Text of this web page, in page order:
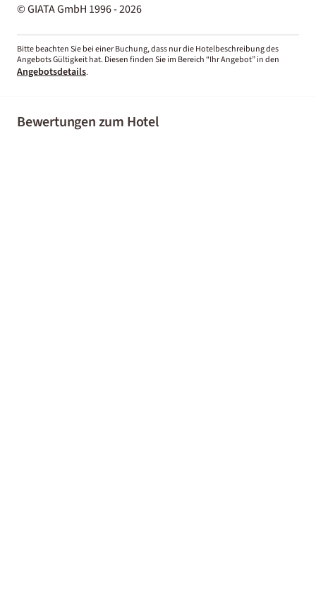
© GIATA GmbH 1996 - 2026
Bitte beachten Sie bei einer Buchung, dass nur die Hotelbeschreibung des
Angebots Gültigkeit hat. Diesen finden Sie im Bereich “Ihr Angebot” in den
Angebotsdetails.
Bewertungen zum Hotel